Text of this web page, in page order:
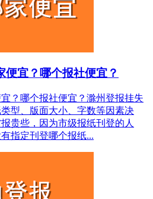
便宜？哪个报社便宜？
？哪个报社便宜？滁州登报挂失
型、版面大小、字数等因素决
贵些，因为市级报纸刊登的人
指定刊登哪个报纸...